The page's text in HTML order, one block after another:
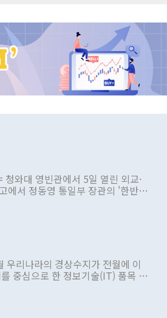
와대 영빈관에서 5일 열린 외교·
에서 정동영 통일부 장관의 '한반도
사안을 정책으로 추진하겠다고 공
는 비판을 내놨다. 그동안 정 장
적은 여러 번 있지만 대통령과 유
을 표명한 것은 이례적이다. 정 장
야 한다는 목소리도 높아지고 있
리나라의 경상수지가 전월에 이
중심으로 한 정보기술(IT) 품목 수